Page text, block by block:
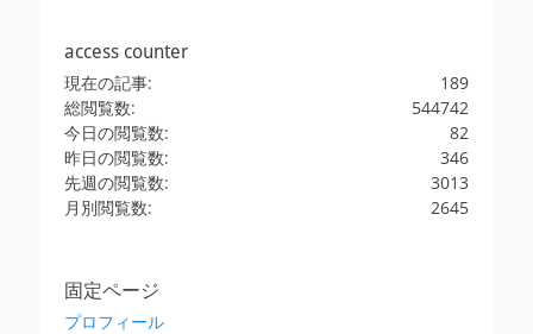
access counter
189
現在の記事:
544742
総閲覧数:
82
今日の閲覧数:
346
昨日の閲覧数:
3013
先週の閲覧数:
2645
月別閲覧数:
固定ページ
プロフィール